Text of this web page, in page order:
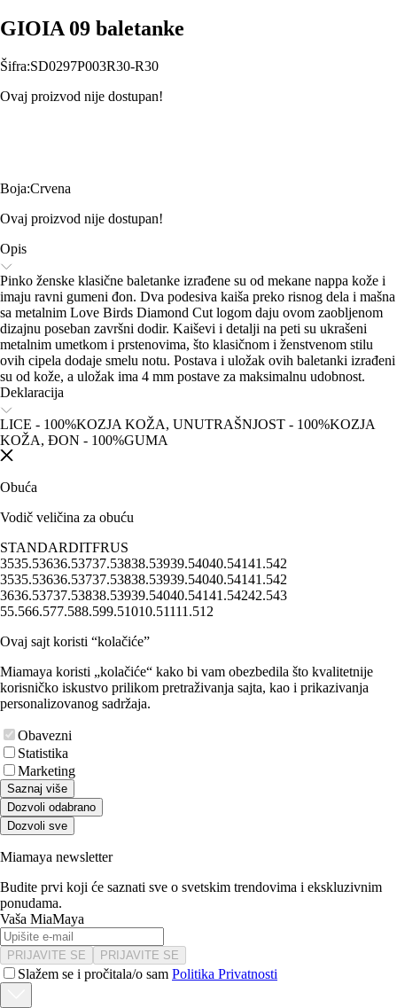
GIOIA 09 baletanke
Šifra:SD0297P003R30-R30
Ovaj proizvod nije dostupan!
Boja:Crvena
Ovaj proizvod nije dostupan!
Opis
Pinko ženske klasične baletanke izrađene su od mekane nappa kože i
imaju ravni gumeni đon. Dva podesiva kaiša preko risnog dela i mašna
sa metalnim Love Birds Diamond Cut logom daju ovom zaobljenom
dizajnu poseban završni dodir. Kaiševi i detalji na peti su ukrašeni
metalnim umetkom i prstenovima, što klasičnom i ženstvenom stilu
ovih cipela dodaje smelu notu. Postava i uložak ovih baletanki izrađeni
su od kože, a uložak ima 4 mm postave za maksimalnu udobnost.
Deklaracija
LICE - 100%KOZJA KOŽA, UNUTRAŠNJOST - 100%KOZJA
KOŽA, ĐON - 100%GUMA
Obuća
Vodič veličina za obuću
STANDARDITFRUS
3535.53636.53737.53838.53939.54040.54141.542
3535.53636.53737.53838.53939.54040.54141.542
3636.53737.53838.53939.54040.54141.54242.543
55.566.577.588.599.51010.51111.512
Ovaj sajt koristi “kolačiće”
Miamaya koristi „kolačiće“ kako bi vam obezbedila što kvalitetnije
korisničko iskustvo prilikom pretraživanja sajta, kao i prikazivanja
personalizovanog sadržaja.
Obavezni
Statistika
Marketing
Saznaj više
Dozvoli odabrano
Dozvoli sve
Miamaya newsletter
Budite prvi koji će saznati sve o svetskim trendovima i ekskluzivnim
ponudama.
Vaša MiaMaya
PRIJAVITE SE PRIJAVITE SE
Slažem se i pročitala/o sam Politika Privatnosti